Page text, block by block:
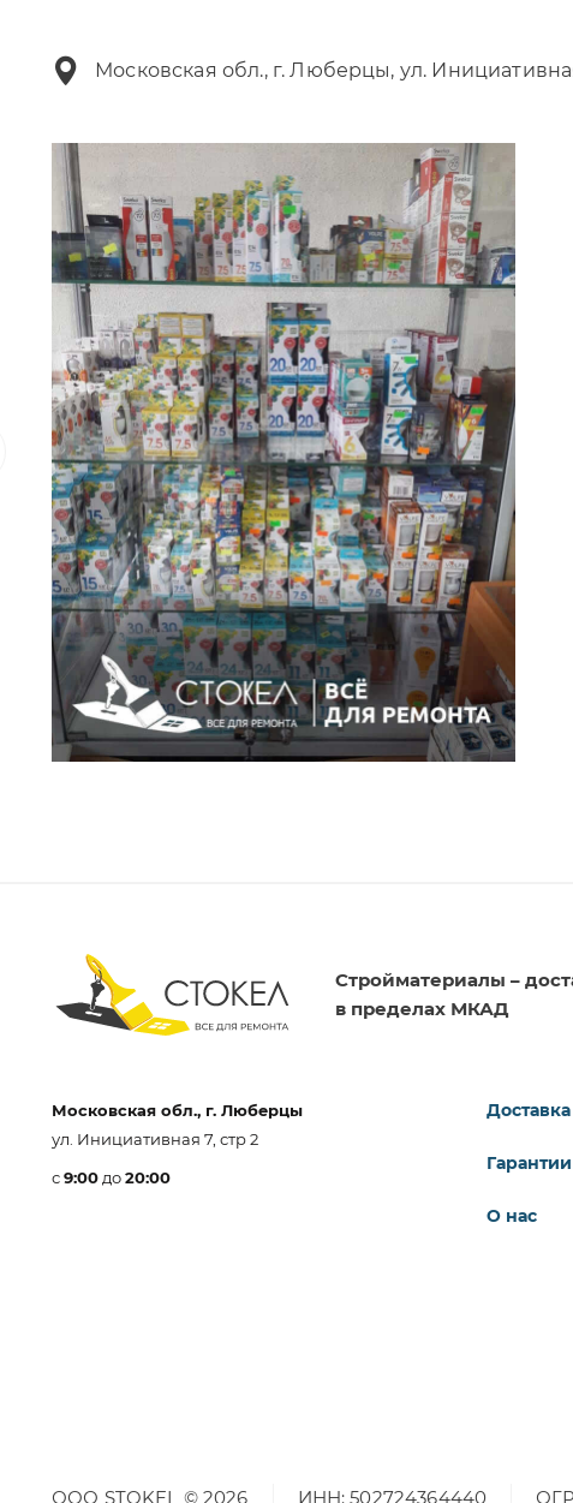
Московская обл., г. Люберцы, ул.
Стройматериалы –
в пределах МКАД
Московская обл., г. Люберцы
ул. Инициативная 7, стр 2
с9:00 до20:00
Гарантии
О нас
ООО STOKEL © 2026 ИНН: 502724364440